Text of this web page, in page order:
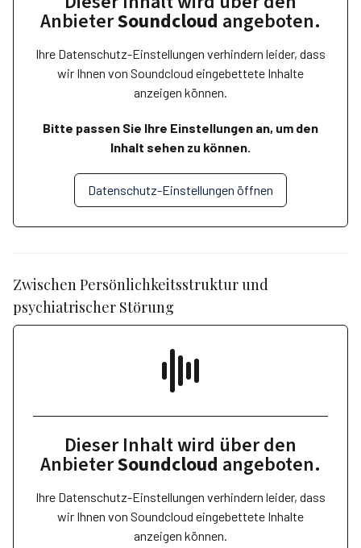
AnbieterSoundcloud angeboten.
Ihre Datenschutz-Einstellungen verhindern leider, dass
wir Ihnen von Soundcloud eingebettete Inhalte
anzeigen können.
Bitte passen Sie Ihre Einstellungen an, um den
Inhalt sehen zu können.
Datenschutz-Einstellungen öffnen
Zwischen Persönlichkeitsstruktur und
psychiatrischer Störung
Dieser Inhalt wird über den
AnbieterSoundcloud angeboten.
Ihre Datenschutz-Einstellungen verhindern leider, dass
wir Ihnen von Soundcloud eingebettete Inhalte
anzeigen können.